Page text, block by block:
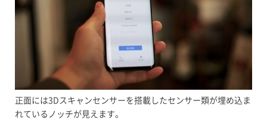
正面には3Dスキャンセンサーを搭載したセンサー類が埋め込ま
れているノッチが見えます。